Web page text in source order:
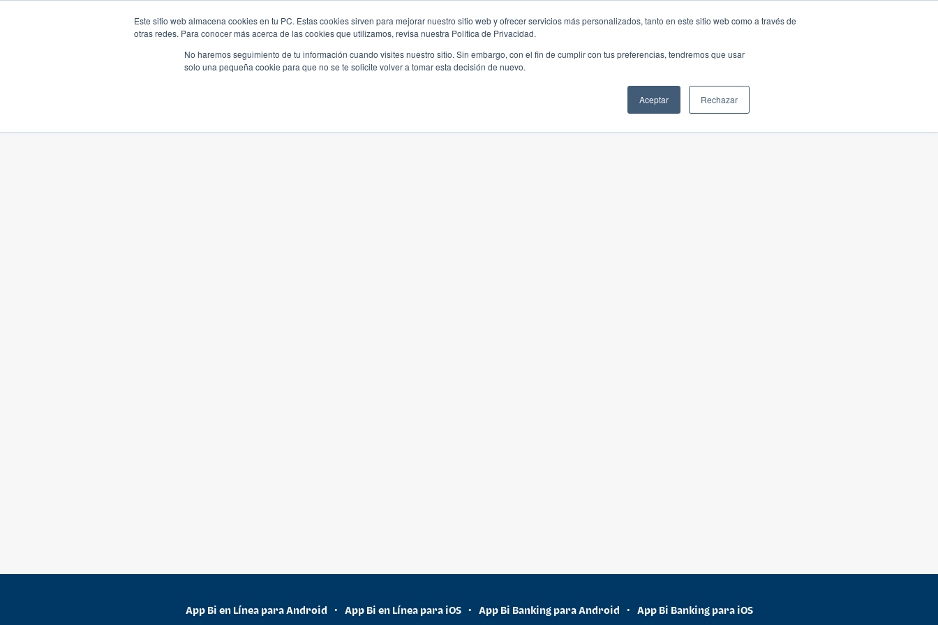
Este sitio web almacena cookies en tu PC. Estas cookies sirven para mejorar nuestro sitio web y ofrecer servicios más personalizados, tanto en este sitio web como a través de
otras redes. Para conocer más acerca de las cookies que utilizamos, revisa nuestra Política de Privacidad.
No haremos seguimiento de tu información cuando visites nuestro sitio. Sin embargo, con el fin de cumplir con tus preferencias, tendremos que usar
solo una pequeña cookie para que no se te solicite volver a tomar esta decisión de nuevo.
Aceptar Rechazar
App Bi en Línea para Android • App Bi en Línea para iOS • App Bi Banking para Android • App Bi Banking para iOS